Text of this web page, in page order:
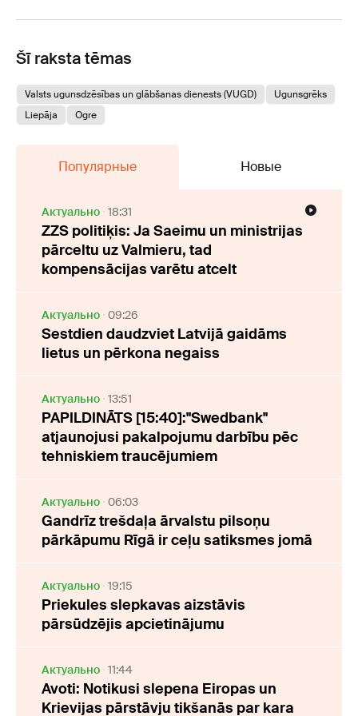
Šī raksta tēmas
Valsts ugunsdzēsības un glābšanas dienests (VUGD)
Ugunsgrēks
Liepāja
Ogre
Популярные Новые
Актуально 18:31
ZZS politiķis: Ja Saeimu un ministrijas
pārceltu uz Valmieru, tad
kompensācijas varētu atcelt
Актуально 09:26
Sestdien daudzviet Latvijā gaidāms
lietus un pērkona negaiss
Актуально 13:51
PAPILDINĀTS [15:40]:"Swedbank"
atjaunojusi pakalpojumu darbību pēc
tehniskiem traucējumiem
Актуально 06:03
Gandrīz trešdaļa ārvalstu pilsoņu
pārkāpumu Rīgā ir ceļu satiksmes jomā
Актуально 19:15
Priekules slepkavas aizstāvis
pārsūdzējis apcietinājumu
Актуально 11:44
Avoti: Notikusi slepena Eiropas un
Krievijas pārstāvju tikšanās par kara